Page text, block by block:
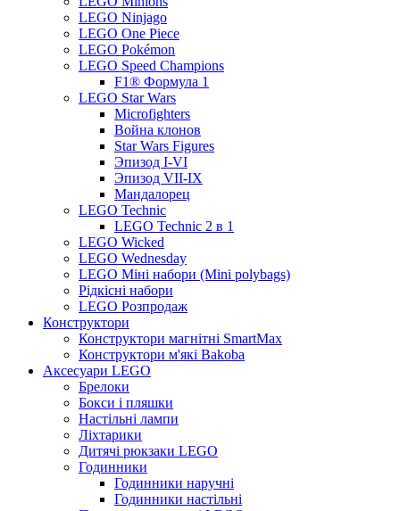
LEGO Ninjago
LEGO One Piece
LEGO Pokémon
LEGO Speed Champions
F1® Формула 1
LEGO Star Wars
Microfighters
Война клонов
Star Wars Figures
Эпизод I-VI
Эпизод VII-IX
Мандалорец
LEGO Technic
LEGO Technic 2 в 1
LEGO Wicked
LEGO Wednesday
LEGO Міні набори (Mini polybags)
Рідкісні набори
LEGO Розпродаж
Конструктори
Конструктори магнітні SmartMax
Конструктори м'які Bakoba
Аксесуари LEGO
Брелоки
Бокси і пляшки
Настільні лампи
Ліхтарики
Дитячі рюкзаки LEGO
Годинники
Годинники наручні
Годинники настільні